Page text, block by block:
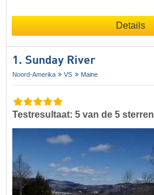
Details
1. Sunday River
Noord-Amerika VS Maine
Testresultaat: 5 van de 5 sterren